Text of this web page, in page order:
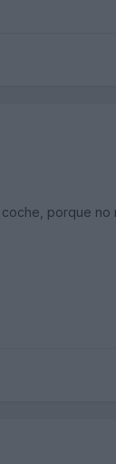
porque